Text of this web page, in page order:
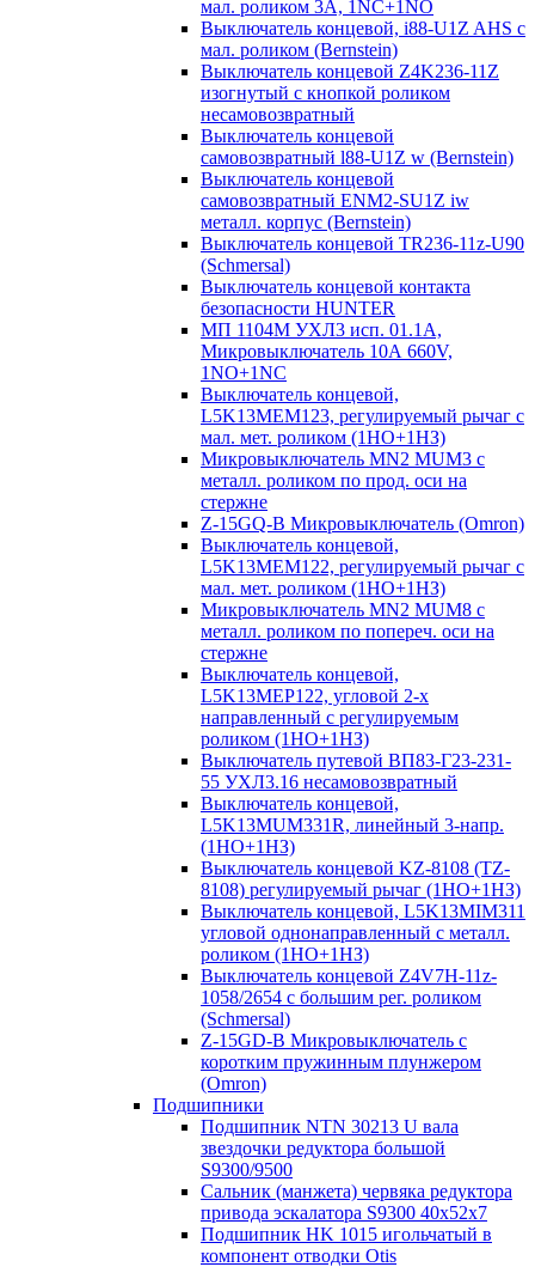
мал. роликом 3А, 1NC+1NO
Выключатель концевой, i88-U1Z AHS с
мал. роликом (Bernstein)
Выключатель концевой Z4K236-11Z
изогнутый с кнопкой роликом
несамовозвратный
Выключатель концевой
самовозвратный l88-U1Z w (Bernstein)
Выключатель концевой
самовозвратный ENM2-SU1Z iw
металл. корпус (Bernstein)
Выключатель концевой TR236-11z-U90
(Schmersal)
Выключатель концевой контакта
безопасности HUNTER
МП 1104М УХЛ3 исп. 01.1А,
Микровыключатель 10А 660V,
1NO+1NC
Выключатель концевой,
L5K13MEM123, регулируемый рычаг с
мал. мет. роликом (1НО+1НЗ)
Микровыключатель MN2 MUM3 с
металл. роликом по прод. оси на
стержне
Z-15GQ-B Микровыключатель (Omron)
Выключатель концевой,
L5K13MEM122, регулируемый рычаг с
мал. мет. роликом (1НО+1НЗ)
Микровыключатель MN2 MUM8 с
металл. роликом по попереч. оси на
стержне
Выключатель концевой,
L5K13MEP122, угловой 2-х
направленный с регулируемым
роликом (1НО+1НЗ)
Выключатель путевой ВП83-Г23-231-
55 УХЛ3.16 несамовозвратный
Выключатель концевой,
L5K13MUM331R, линейный 3-напр.
(1НО+1НЗ)
Выключатель концевой KZ-8108 (TZ-
8108) регулируемый рычаг (1НО+1НЗ)
Выключатель концевой, L5K13MIM311
угловой однонаправленный с металл.
роликом (1НО+1НЗ)
Выключатель концевой Z4V7H-11z-
1058/2654 с большим рег. роликом
(Schmersal)
Z-15GD-B Микровыключатель с
коротким пружинным плунжером
(Omron)
Подшипники
Подшипник NTN 30213 U вала
звездочки редуктора большой
S9300/9500
Сальник (манжета) червяка редуктора
привода эскалатора S9300 40х52х7
Подшипник HK 1015 игольчатый в
компонент отводки Otis